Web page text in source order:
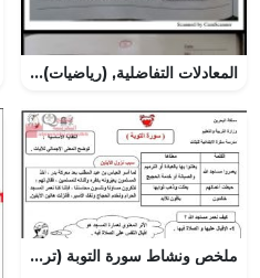
المعادلات التفاضلية, (رياضيات) الثاني عشر المتقدم
ملخص ونشاط سورة التوبة (تربية اسلامية) الخامس